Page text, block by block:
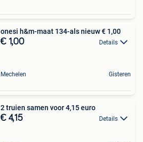
onesi h&m-maat 134-als nieuw € 1,00
€ 1,00 Details
Mechelen Gisteren
2 truien samen voor 4,15 euro
€ 4,15 Details